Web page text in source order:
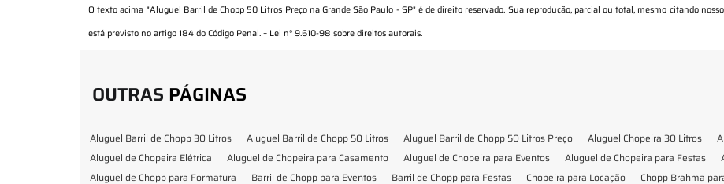
O texto acima "Aluguel Barril de Chopp 50 Litros Preço na Grande São Paulo - SP" é de direito reservado. Sua reprodução, parcial ou total, mesmo citando
está previsto no artigo 184 do Código Penal. – Lei n° 9.610-98 sobre direitos autorais.
OUTRAS PÁGINAS
Aluguel Barril de Chopp 30 Litros Aluguel Barril de Chopp 50 Litros Aluguel Barril de Chopp 50 Litros Preço Aluguel Chopeira 30 Litros
Aluguel de Chopeira Elétrica
Aluguel de Chopeira para Casamento Aluguel de Chopeira para Eventos Aluguel de Chopeira para Festas
Aluguel de Chopp para Formatura
Barril de Chopp para Eventos Barril de Chopp para Festas Chopeira para Locação Chopp Brahma